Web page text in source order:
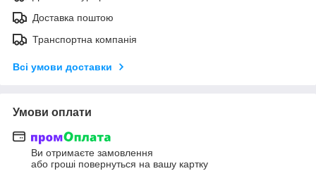
Доставка поштою
Транспортна компанія
Всі умови доставки
Умови оплати
Ви отримаєте замовлення
або гроші повернуться на вашу картку